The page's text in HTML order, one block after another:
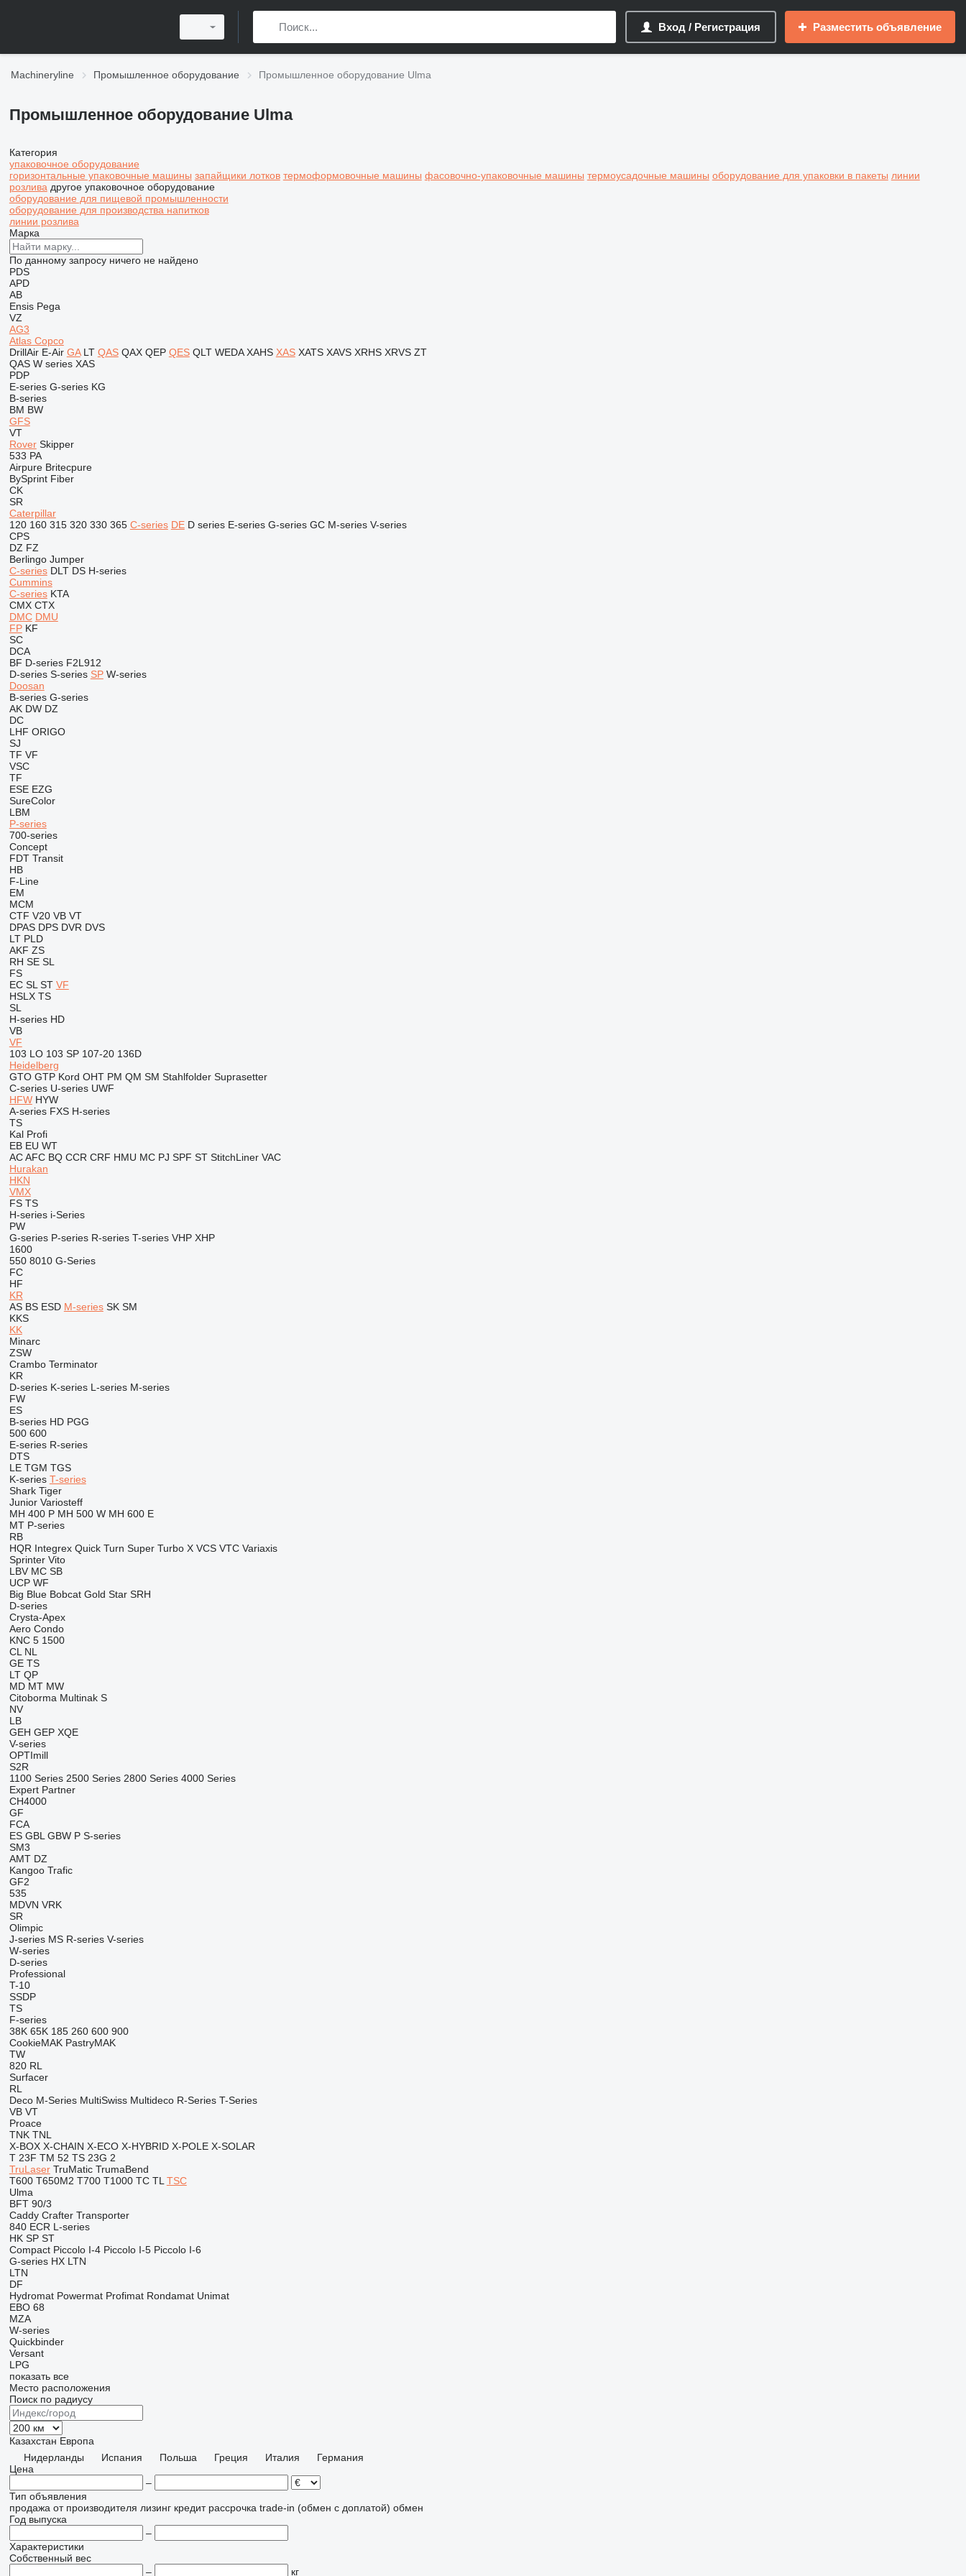
Вход / Регистрация Разместить объявление
Machineryline Промышленное оборудование Промышленное оборудование Ulma
Промышленное оборудование Ulma
Категория
упаковочное оборудование
горизонтальные упаковочные машины запайщики лотков термоформовочные машины фасовочно-упаковочные машины термоусадочные машины оборудование для упаковки в пакеты линии
розлива другое упаковочное оборудование
оборудование для пищевой промышленности
оборудование для производства напитков
линии розлива
Марка
По данному запросу ничего не найдено
PDS
APD
AB
Ensis Pega
VZ
AG3
Atlas Copco
DrillAir E-Air GA LT QAS QAX QEP QES QLT WEDA XAHS XAS XATS XAVS XRHS XRVS ZT
QAS W series XAS
PDP
E-series G-series KG
B-series
BM BW
GFS
VT
Rover Skipper
533 PA
Airpure Britecpure
BySprint Fiber
CK
SR
Caterpillar
120 160 315 320 330 365 C-series DE D series E-series G-series GC M-series V-series
CPS
DZ FZ
Berlingo Jumper
C-series DLT DS H-series
Cummins
C-series KTA
CMX CTX
DMC DMU
FP KF
SC
DCA
BF D-series F2L912
D-series S-series SP W-series
Doosan
B-series G-series
AK DW DZ
DC
LHF ORIGO
SJ
TF VF
VSC
TF
ESE EZG
SureColor
LBM
P-series
700-series
Concept
FDT Transit
HB
F-Line
EM
MCM
CTF V20 VB VT
DPAS DPS DVR DVS
LT PLD
AKF ZS
RH SE SL
FS
EC SL ST VF
HSLX TS
SL
H-series HD
VB
VF
103 LO 103 SP 107-20 136D
Heidelberg
GTO GTP Kord OHT PM QM SM Stahlfolder Suprasetter
C-series U-series UWF
HFW HYW
A-series FXS H-series
TS
Kal Profi
EB EU WT
AC AFC BQ CCR CRF HMU MC PJ SPF ST StitchLiner VAC
Hurakan
HKN
VMX
FS TS
H-series i-Series
PW
G-series P-series R-series T-series VHP XHP
1600
550 8010 G-Series
FC
HF
KR
AS BS ESD M-series SK SM
KKS
KK
Minarc
ZSW
Crambo Terminator
KR
D-series K-series L-series M-series
FW
ES
B-series HD PGG
500 600
E-series R-series
DTS
LE TGM TGS
K-series T-series
Shark Tiger
Junior Variosteff
MH 400 P MH 500 W MH 600 E
MT P-series
RB
HQR Integrex Quick Turn Super Turbo X VCS VTC Variaxis
Sprinter Vito
LBV MC SB
UCP WF
Big Blue Bobcat Gold Star SRH
D-series
Crysta-Apex
Aero Condo
KNC 5 1500
CL NL
GE TS
LT QP
MD MT MW
Citoborma Multinak S
NV
LB
GEH GEP XQE
V-series
OPTImill
S2R
1100 Series 2500 Series 2800 Series 4000 Series
Expert Partner
CH4000
GF
FCA
ES GBL GBW P S-series
SM3
AMT DZ
Kangoo Trafic
GF2
535
MDVN VRK
SR
Olimpic
J-series MS R-series V-series
W-series
D-series
Professional
T-10
SSDP
TS
F-series
38K 65K 185 260 600 900
CookieMAK PastryMAK
TW
820 RL
Surfacer
RL
Deco M-Series MultiSwiss Multideco R-Series T-Series
VB VT
Proace
TNK TNL
X-BOX X-CHAIN X-ECO X-HYBRID X-POLE X-SOLAR
T 23F TM 52 TS 23G 2
TruLaser TruMatic TrumaBend
T600 T650M2 T700 T1000 TC TL TSC
Ulma
BFT 90/3
Caddy Crafter Transporter
840 ECR L-series
HK SP ST
Compact Piccolo I-4 Piccolo I-5 Piccolo I-6
G-series HX LTN
LTN
DF
Hydromat Powermat Profimat Rondamat Unimat
EBO 68
MZA
W-series
Quickbinder
Versant
LPG
показать все
Место расположения
Поиск по радиусу
Казахстан Европа
Нидерланды
Испания Польша Греция Италия
Германия
Цена
–
Тип объявления
продажа от производителя лизинг кредит рассрочка trade-in (обмен с доплатой) обмен
Год выпуска
–
Характеристики
Собственный вес
–
кг